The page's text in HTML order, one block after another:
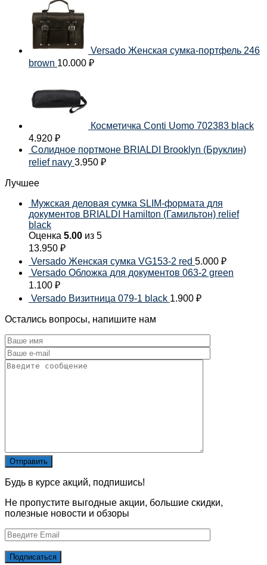
Versado Женская сумка-портфель 246
brown 10.000 ₽
Косметичка Conti Uomo 702383 black
4.920 ₽
Солидное портмоне BRIALDI Brooklyn (Бруклин)
relief navy 3.950 ₽
Лучшее
Мужская деловая сумка SLIM-формата для
документов BRIALDI Hamilton (Гамильтон) relief
black
Оценка 5.00 из 5
13.950 ₽
Versado Женская сумка VG153-2 red 5.000 ₽
Versado Обложка для документов 063-2 green
1.100 ₽
Versado Визитница 079-1 black 1.900 ₽
Остались вопросы, напишите нам
Будь в курсе акций, подпишись!
Не пропустите выгодные акции, большие скидки,
полезные новости и обзоры